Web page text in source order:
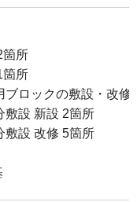
箇所
箇所
ブロックの敷設・改修
敷設 新設 2箇所
敷設 改修 5箇所